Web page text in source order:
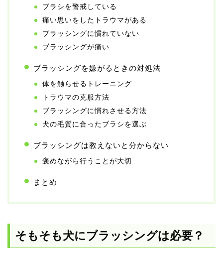
ブラシを警戒している
痛い思いをしたトラウマがある
ブラッシングに慣れていない
ブラッシングが痛い
ブラッシングを嫌がるときの対処法
体を触らせるトレーニング
トラウマの克服方法
ブラッシングに慣れさせる方法
犬の毛質に合ったブラシを選ぶ
ブラッシングは教えないと分からない
褒めながら行うことが大切
まとめ
そもそも犬にブラッシングは必要？